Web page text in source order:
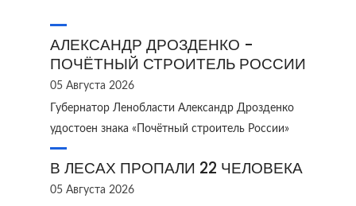
АЛЕКСАНДР ДРОЗДЕНКО -
ПОЧЁТНЫЙ СТРОИТЕЛЬ РОССИИ
05 Августа 2026
Губернатор Ленобласти Александр Дрозденко
удостоен знака «Почётный строитель России»
В ЛЕСАХ ПРОПАЛИ 22 ЧЕЛОВЕКА
05 Августа 2026